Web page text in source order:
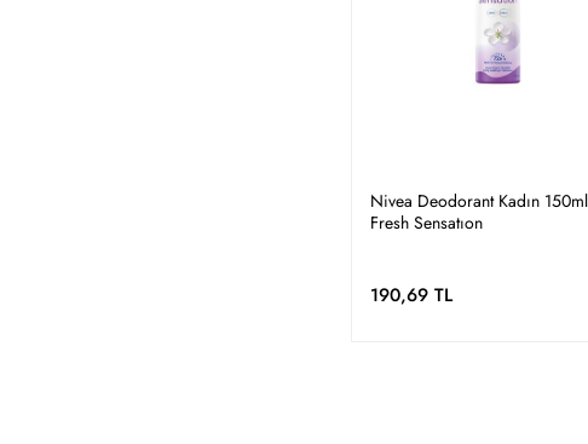
Nivea Deodorant Kadın 150ml
Fresh Sensatıon
190,69 TL